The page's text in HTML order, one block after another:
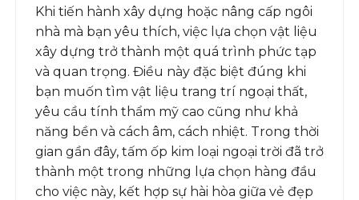
Khi tiến hành xây dựng hoặc nâng cấp ngôi
nhà mà bạn yêu thích, việc lựa chọn vật liệu
xây dựng trở thành một quá trình phức tạp
và quan trọng. Điều này đặc biệt đúng khi
bạn muốn tìm vật liệu trang trí ngoại thất,
yêu cầu tính thẩm mỹ cao cũng như khả
năng bền và cách âm, cách nhiệt. Trong thời
gian gần đây, tấm ốp kim loại ngoại trời đã trở
thành một trong những lựa chọn hàng đầu
cho việc này, kết hợp sự hài hòa giữa vẻ đẹp